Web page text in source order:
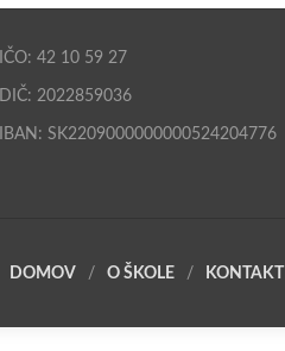
IČO: 42 10 59 27
DIČ: 2022859036
IBAN: SK2209000000000524204776
DOMOV O ŠKOLE KONTAKT